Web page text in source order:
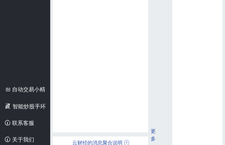
自动交易小精
灵 智能炒股手环
联系客服
关于我们
云财经的消息聚合说明
更
多